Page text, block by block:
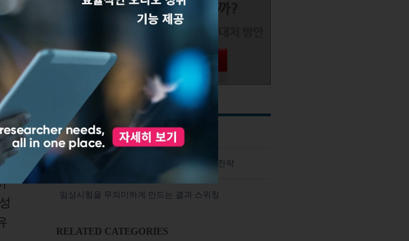
주
MOST READ
리뷰어의 추가 실험 요구는 정당한가?
박사후연구원(postdoc)을 위한 10가지 생존 전략
임상시험을 무의미하게 만드는 결과 스위칭
RELATED CATEGORIES